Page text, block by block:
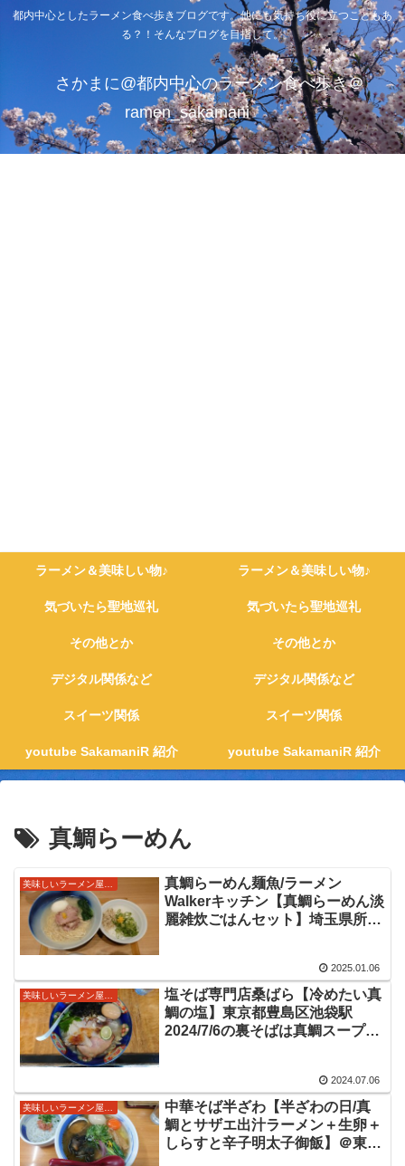
都内中心としたラーメン食べ歩きブログです。他にも気持ち役に立つこともあ
る？！そんなブログを目指して。
さかまに@都内中心のラーメン食べ歩き＠
ramen_sakamani
ラーメン＆美味しい物♪ ラーメン＆美味しい物♪
気づいたら聖地巡礼 気づいたら聖地巡礼
その他とか その他とか
デジタル関係など デジタル関係など
スイーツ関係 スイーツ関係
youtube SakamaniR 紹介 youtube SakamaniR 紹介
真鯛らーめん
真鯛らーめん麺魚/ラーメン
Walkerキッチン【真鯛らーめん淡
麗雑炊ごはんセット】埼玉県所沢
2025.01.06
美味しいラーメン屋さん
塩そば専門店桑ばら【冷めたい真
鯛の塩】東京都豊島区池袋駅
2024/7/6の裏そばは真鯛スープの
2024.07.06
中華そば半ざわ【半ざわの日/真
鯛とサザエ出汁ラーメン＋生卵＋
しらすと辛子明太子御飯】＠東京